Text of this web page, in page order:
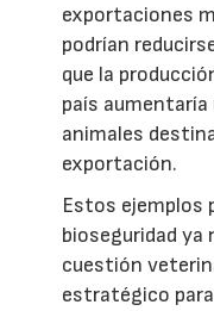
exportaciones
podrían
que la
país
animales
exportación.
Estos ejemplos
bioseguridad ya
cuestión
estratégico